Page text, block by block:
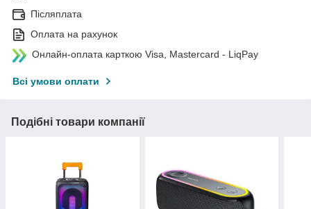
Післяплата
Оплата на рахунок
Онлайн-оплата карткою Visa, Mastercard - LiqPay
Всі умови оплати
Подібні товари компанії